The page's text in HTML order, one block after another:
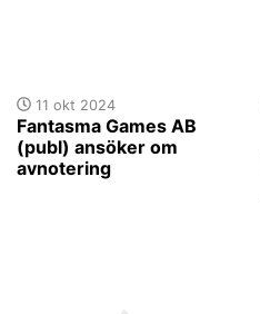
11 okt 2024
Fantasma Games AB
(publ) ansöker om
avnotering